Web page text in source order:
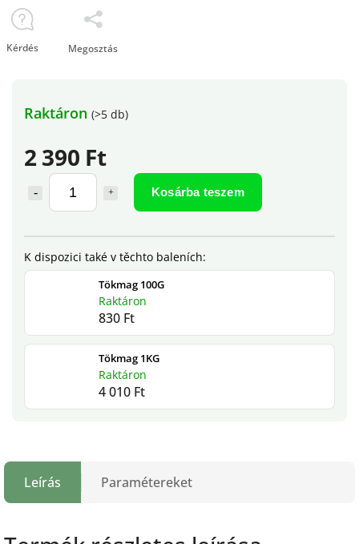
2 390 Ft
Kosárba teszem
Tökmag 100G
Raktáron
830 Ft
Tökmag 1KG
Raktáron
4 010 Ft
Raktáron (>5 db)
Kérdés Megosztás
Leírás Paramétereket